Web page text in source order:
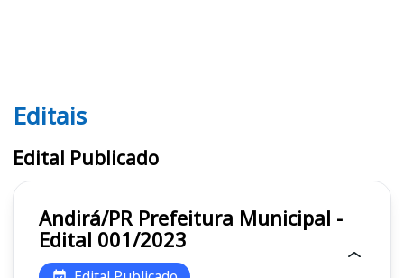
Editais
Editais
Edital Publicado
Andirá/PR Prefeitura Municipal -
Edital 001/2023